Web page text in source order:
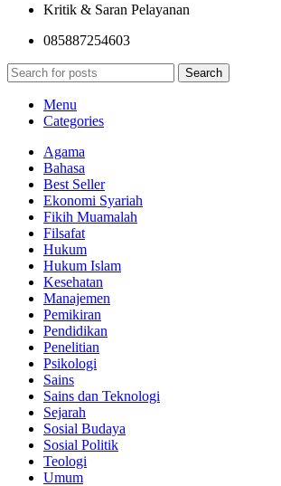
Kritik & Saran Pelayanan
085887254603
Search
Menu
Categories
Agama
Bahasa
Best Seller
Ekonomi Syariah
Fikih Muamalah
Filsafat
Hukum
Hukum Islam
Kesehatan
Manajemen
Pemikiran
Pendidikan
Penelitian
Psikologi
Sains
Sains dan Teknologi
Sejarah
Sosial Budaya
Sosial Politik
Teologi
Umum